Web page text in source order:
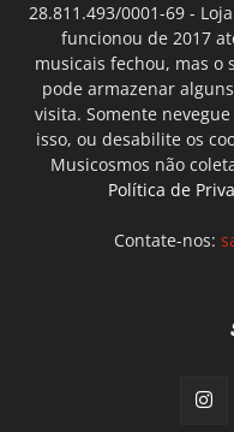
28.811.493/0001-69 -
funcionou de 2017
musicais fechou, mas o
pode armazenar
visita. Somente
isso, ou desabilite os
Musicosmos não
Política de
Contate-nos: